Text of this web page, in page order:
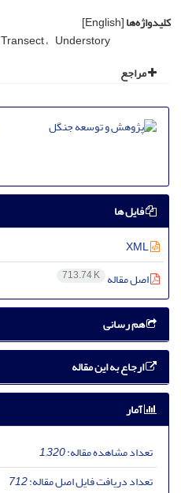
کلیدواژه‌ها[English]
Transect Understory
مراجع
فایل ها
اصل مقاله 713.74 K
هم رسانی
ارجاع به این مقاله
آمار
تعداد مشاهده مقاله:1,320
تعداد دریافت فایل اصل مقاله:712